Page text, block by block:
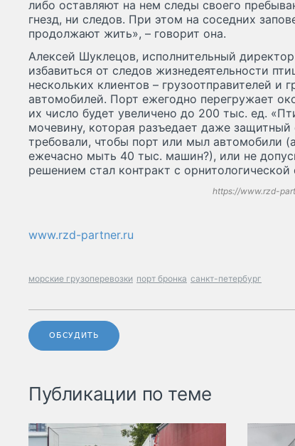
либо оставляют на нем следы своего
гнезд, ни следов. При этом на соседних
продолжают жить», – говорит она.
Алексей Шуклецов, исполнительный
избавиться от следов жизнедеятельности
нескольких клиентов – грузоотправителей и
автомобилей. Порт ежегодно перегружает
их число будет увеличено до 200 тыс. ед.
мочевину, которая разъедает даже
требовали, чтобы порт или мыл автомобили (а Вы представляете, что значит
ежечасно мыть 40 тыс. машин?), или не
решением стал контракт с орнитологической
https://www.rzd-
www.rzd-partner.ru
морские грузоперевозки порт бронка санкт-петербург
ОБСУДИТЬ
Публикации по теме